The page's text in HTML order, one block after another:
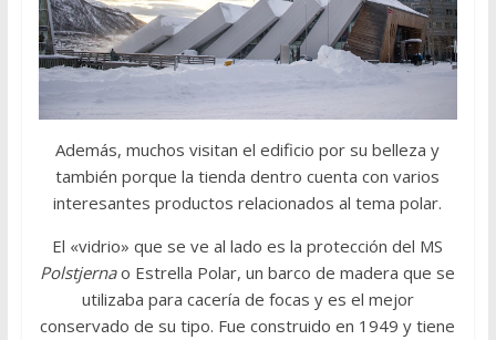
Además, muchos visitan el edificio por su belleza y
también porque la tienda dentro cuenta con varios
interesantes productos relacionados al tema polar.
El «vidrio» que se ve al lado es la protección del MS
Polstjernao Estrella Polar, un barco de madera que se
utilizaba para cacería de focas y es el mejor
conservado de su tipo. Fue construido en 1949 y tiene